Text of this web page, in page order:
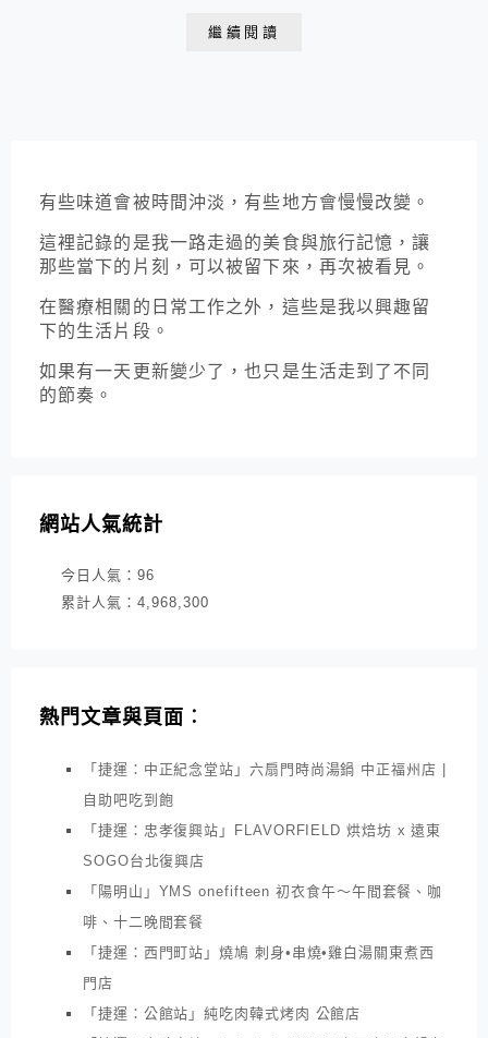
繼續閱讀
有些味道會被時間沖淡，有些地方會慢慢改變。
這裡記錄的是我一路走過的美食與旅行記憶，讓
那些當下的片刻，可以被留下來，再次被看見。
在醫療相關的日常工作之外，這些是我以興趣留
下的生活片段。
如果有一天更新變少了，也只是生活走到了不同
的節奏。
網站人氣統計
今日人氣： 96
累計人氣： 4,968,300
熱門文章與頁面︰
「捷運：中正紀念堂站」六扇門時尚湯鍋 中正福州店 |
自助吧吃到飽
「捷運：忠孝復興站」FLAVORFIELD 烘焙坊 x 遠東
SOGO台北復興店
「陽明山」YMS onefifteen 初衣食午～午間套餐、咖
啡、十二晚間套餐
「捷運：西門町站」燒鳩 刺身•串燒•雞白湯關東煮西
門店
「捷運：公館站」純吃肉韓式烤肉 公館店